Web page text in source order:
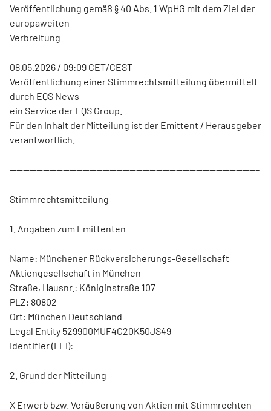
Veröffentlichung gemäß § 40 Abs. 1 WpHG mit dem Ziel der
europaweiten
Verbreitung
08.05.2026 / 09:09 CET/CEST
Veröffentlichung einer Stimmrechtsmitteilung übermittelt
durch EQS News -
ein Service der EQS Group.
Für den Inhalt der Mitteilung ist der Emittent / Herausgeber
verantwortlich.
---------------------------------------------------------------------------
Stimmrechtsmitteilung
1. Angaben zum Emittenten
Name: Münchener Rückversicherungs-Gesellschaft
Aktiengesellschaft in München
Straße, Hausnr.: Königinstraße 107
PLZ: 80802
Ort: München Deutschland
Legal Entity 529900MUF4C20K50JS49
Identifier (LEI):
2. Grund der Mitteilung
X Erwerb bzw. Veräußerung von Aktien mit Stimmrechten